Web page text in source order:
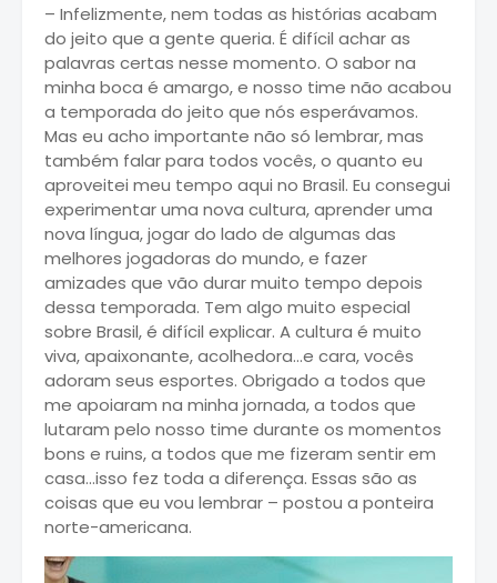
– Infelizmente, nem todas as histórias acabam
do jeito que a gente queria. É difícil achar as
palavras certas nesse momento. O sabor na
minha boca é amargo, e nosso time não acabou
a temporada do jeito que nós esperávamos.
Mas eu acho importante não só lembrar, mas
também falar para todos vocês, o quanto eu
aproveitei meu tempo aqui no Brasil. Eu consegui
experimentar uma nova cultura, aprender uma
nova língua, jogar do lado de algumas das
melhores jogadoras do mundo, e fazer
amizades que vão durar muito tempo depois
dessa temporada. Tem algo muito especial
sobre Brasil, é difícil explicar. A cultura é muito
viva, apaixonante, acolhedora...e cara, vocês
adoram seus esportes. Obrigado a todos que
me apoiaram na minha jornada, a todos que
lutaram pelo nosso time durante os momentos
bons e ruins, a todos que me fizeram sentir em
casa...isso fez toda a diferença. Essas são as
coisas que eu vou lembrar – postou a ponteira
norte-americana.